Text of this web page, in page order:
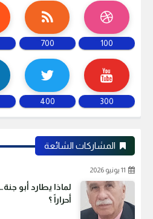
100
700
300
400
المشاركات الشائعة
11 يونيو 2026
لماذا يطارد أبو
أحراراً ؟